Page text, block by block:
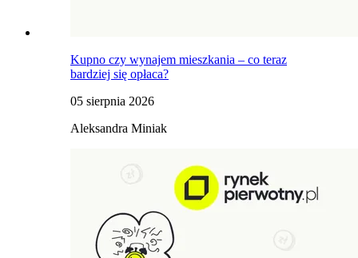
Kupno czy wynajem mieszkania – co teraz
bardziej się opłaca?
05 sierpnia 2026
Aleksandra Miniak